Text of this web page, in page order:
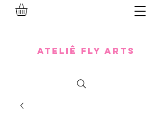
Ateliê Fly Arts